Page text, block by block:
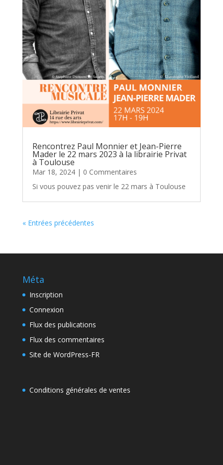
Rencontrez Paul Monnier et Jean-Pierre
Mader le 22 mars 2023 à la librairie Privat
à Toulouse
Mar 18, 2024| 0 Commentaires
Si vous pouvez pas venir le 22 mars à Toulouse
« Entrées précédentes
Méta
Inscription
Connexion
Flux des publications
Flux des commentaires
Site de WordPress-FR
Conditions générales de ventes